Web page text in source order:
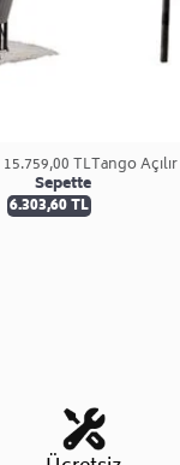
15.759,00 TL
Sepette
6.303,60 TL
Tango